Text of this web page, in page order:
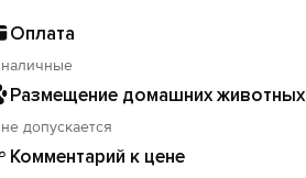
Оплата
наличные
Размещение домашних животных
не допускается
Комментарий к цене